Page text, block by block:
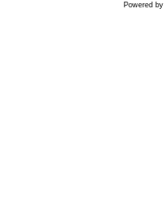
Powered by